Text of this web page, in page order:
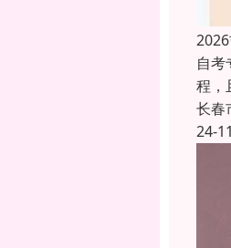
自
程，
长春
24-